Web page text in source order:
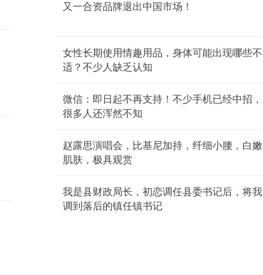
又一合资品牌退出中国市场！
女性长期使用情趣用品，身体可能出现哪些不
适？不少人缺乏认知
微信：即日起不再支持！不少手机已经中招，
很多人还浑然不知
赵露思演唱会，比基尼加持，纤细小腰，白嫩
肌肤，极具观赏
我是县财政局长，初恋调任县委书记后，将我
调到落后的镇任镇书记